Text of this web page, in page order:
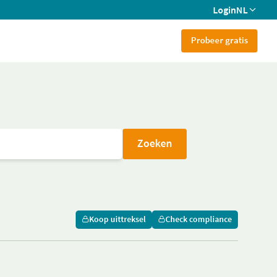
LoginNL
Probeer gratis
Zoeken
Koop uittreksel Check compliance